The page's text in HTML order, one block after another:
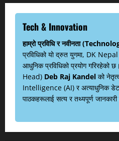
Tech & Innovation
हाम्रो प्रविधि र नवीनता
प्रविधिको यो द्रुत युगमा, DK Nepal
आधुनिक प्रविधिको प्रयोग गरिरहेको
Head) Deb Raj Kandel को
Intelligence (AI) र अत्याधुनिक डेटा
पाठकहरूलाई सत्य र तथ्यपूर्ण जानकारी